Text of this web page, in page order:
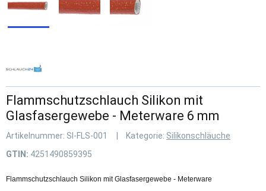
Flammschutzschlauch Silikon mit
Glasfasergewebe - Meterware 6 mm
Artikelnummer: SI-FLS-001 Kategorie: Silikonschläuche
GTIN: 4251490859395
Flammschutzschlauch Silikon mit Glasfasergewebe - Meterware